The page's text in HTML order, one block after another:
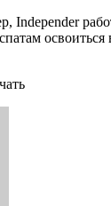
Independer